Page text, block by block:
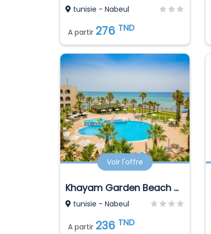
tunisie - Nabeul
A partir 276 TND
Voir l'offre
Khayam Garden Beach Resort & Spa
tunisie - Nabeul
A partir 236 TND